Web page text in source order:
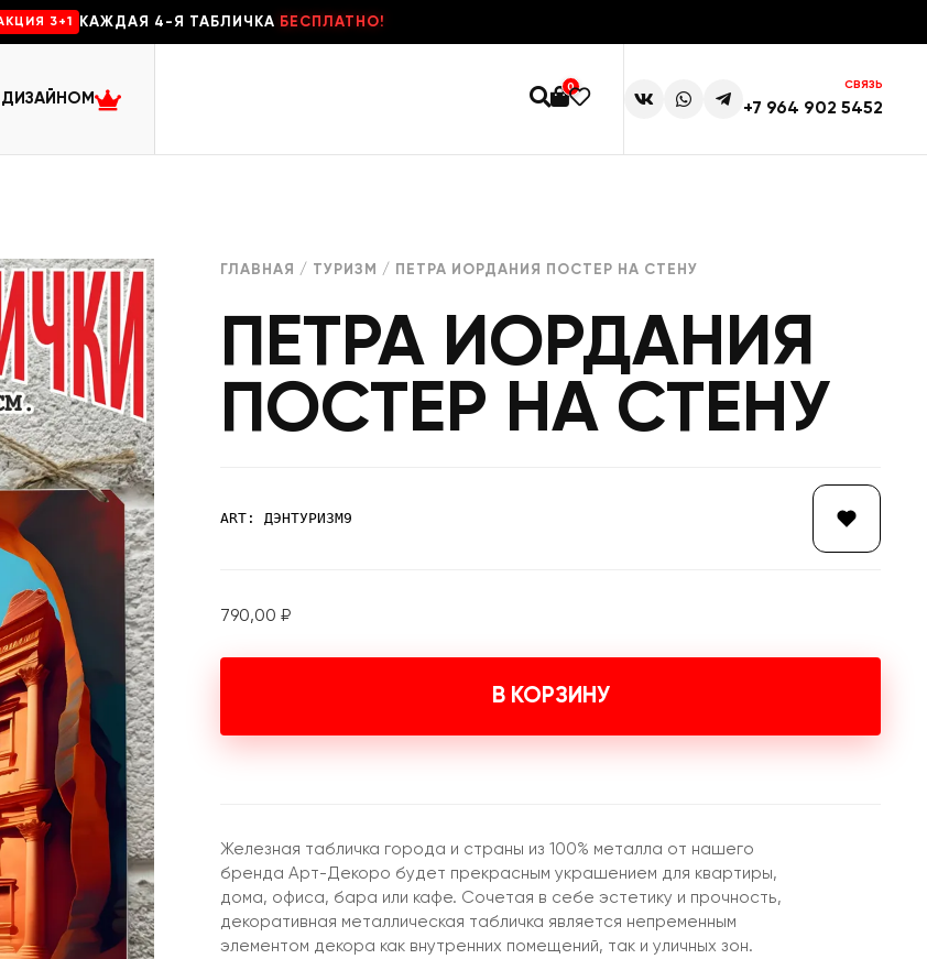
3+1 КАЖДАЯ 4-Я ТАБЛИЧКА БЕСПЛАТНО!
0 СВЯЗЬ
+7 964 902 5452
ГЛАВНАЯ / ТУРИЗМ / ПЕТРА ИОРДАНИЯ ПОСТЕР НА СТЕНУ
ПЕТРА ИОРДАНИЯ
ПОСТЕР НА СТЕНУ
ART: ДЭНТУРИЗМ9
790,00 ₽
В КОРЗИНУ
Железная табличка города и страны из 100% металла от нашего
бренда Арт-Декоро будет прекрасным украшением для квартиры,
дома, офиса, бара или кафе. Сочетая в себе эстетику и прочность,
декоративная металлическая табличка является непременным
элементом декора как внутренних помещений, так и уличных зон.